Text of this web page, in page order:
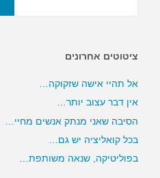
ציטוטים אחרונים
אל תהיי אישה שזקוקה…
אין דבר עצוב יותר…
הסיבה שאני מנתק אנשים מחיי…
בכל קואליציה יש גם…
בפוליטיקה, שנאה משותפת…